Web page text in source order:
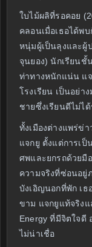
ใบไม้ผลิที่รอคอย
คลอนเมื่อเธอได้พ
หนุ่มผู้เป็นลุงและผู้
จุนยอง) นักเรียนชั้
ท่าทางหนักแน่น แ
โรงเรียน เป็นอย่า
ชายซึ่งเรียนดีไม่ไ
ทั้งเมืองต่างแพร่ข่
แจกยู ตั้งแต่การเ
ศพและยกรถด้วยมื
ความจริงที่ซ่อนอยู่
บังเอิญนอกที่พัก เ
ขาม แจกยูแท้จริงแ
Energy ที่มีจิตใจดี
ไม่น่าเชื่อ